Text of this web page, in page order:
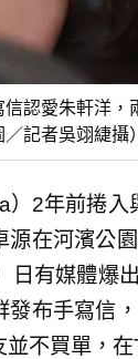
認愛朱軒洋
記者吳翊緁攝）
）2年前捲入
源在河濱公
日有媒體爆
發布手寫信
不買單，